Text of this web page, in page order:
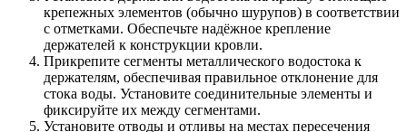
крепежных элементов (обычно шурупов) в соответствии
с отметками. Обеспечьте надёжное крепление
держателей к конструкции кровли.
Прикрепите сегменты металлического водостока к
держателям, обеспечивая правильное отклонение для
стока воды. Установите соединительные элементы и
фиксируйте их между сегментами.
Установите отводы и отливы на местах пересечения